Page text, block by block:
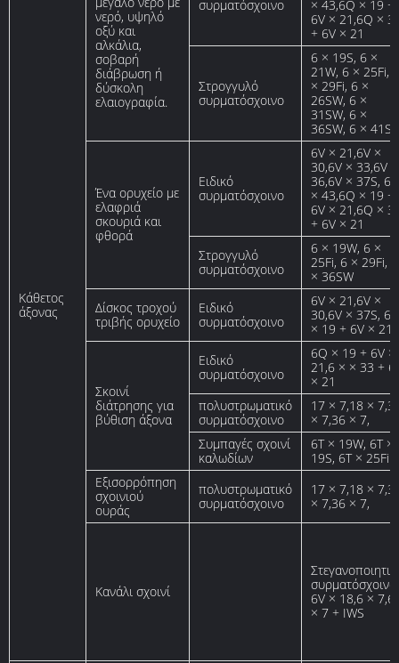
Κάθετος
άξονας
νερό, υψηλό
οξύ και
αλκάλια,
σοβαρή
διάβρωση ή
δύσκολη
ελαιογραφία.
συρματόσχοινο
× 43,6Q × 19 +
6V × 21,6Q ×
+ 6V × 21
Στρογγυλό
συρματόσχοινο
6 × 19S, 6 ×
21W, 6 × 25Fi, 6
× 29Fi, 6 ×
26SW, 6 ×
31SW, 6 ×
36SW, 6 ×
Ένα ορυχείο με
ελαφριά
σκουριά και
φθορά
Ειδικό
συρματόσχοινο
6V × 21,6V ×
30,6V × 33,6V ×
36,6V × 37S, 6V
× 43,6Q × 19 +
6V × 21,6Q ×
+ 6V × 21
Στρογγυλό
συρματόσχοινο
6 × 19W, 6 ×
25Fi, 6 × 29Fi, 6
× 36SW
Δίσκος τροχού
τριβής ορυχείο
Ειδικό
συρματόσχοινο
6V × 21,6V ×
30,6V × 37S,
× 19 + 6V × 21
Σκοινί
διάτρησης για
βύθιση άξονα
Ειδικό
συρματόσχοινο
6Q × 19 + 6V ×
21,6 × × 33 +
× 21
πολυστρωματικό
συρματόσχοινο
17 × 7,18 ×
× 7,36 × 7,
Συμπαγές σχοινί
καλωδίων
6T × 19W, 6T ×
19S, 6T × 25Fi
Εξισορρόπηση
σχοινιού
ουράς
πολυστρωματικό
συρματόσχοινο
17 × 7,18 ×
× 7,36 × 7,
Κανάλι σχοινί
συρματόσχοινο,
6V × 18,6 × 7,6
× 7 + IWS